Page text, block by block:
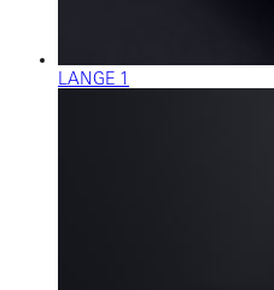
LANGE 1